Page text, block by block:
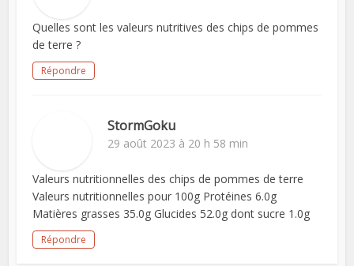
Quelles sont les valeurs nutritives des chips de pommes
de terre ?
Répondre
StormGoku
29 août 2023 à 20 h 58 min
Valeurs nutritionnelles des chips de pommes de terre
Valeurs nutritionnelles pour 100g Protéines 6.0g
Matières grasses 35.0g Glucides 52.0g dont sucre 1.0g
Répondre